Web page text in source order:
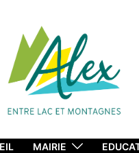
MAIRIE